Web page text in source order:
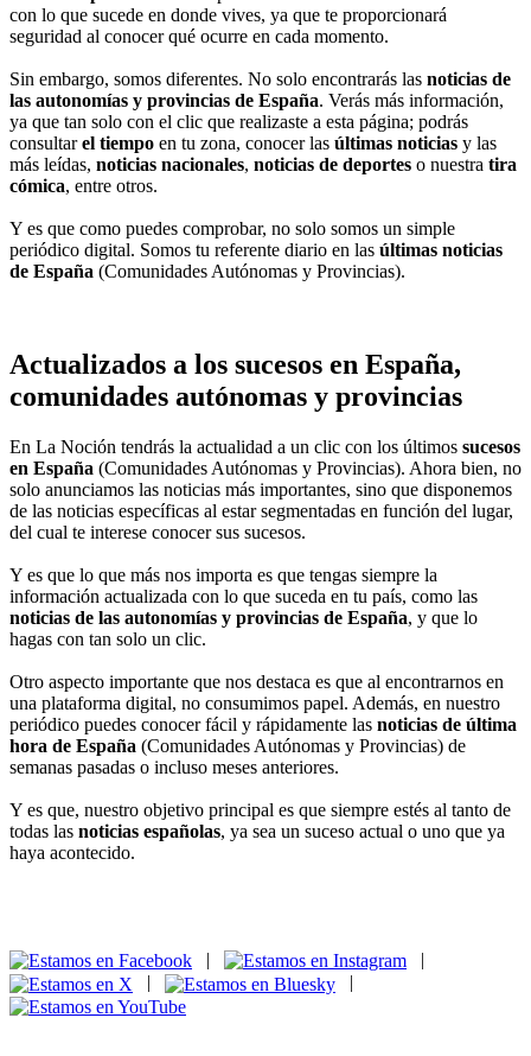
con lo que sucede en donde vives, ya que te proporcionará
seguridad al conocer qué ocurre en cada momento.
Sin embargo, somos diferentes. No solo encontrarás las noticias de
las autonomías y provincias de España. Verás más información,
ya que tan solo con el clic que realizaste a esta página; podrás
consultarel tiempo en tu zona, conocer las últimas noticias y las
más leídas, noticias nacionales, noticias de deportes o nuestra tira
cómica, entre otros.
Y es que como puedes comprobar, no solo somos un simple
periódico digital. Somos tu referente diario en las últimas noticias
de España (Comunidades Autónomas y Provincias).
Actualizados a los sucesos en España,
comunidades autónomas y provincias
En La Noción tendrás la actualidad a un clic con los últimos sucesos
en España (Comunidades Autónomas y Provincias). Ahora bien, no
solo anunciamos las noticias más importantes, sino que disponemos
de las noticias específicas al estar segmentadas en función del lugar,
del cual te interese conocer sus sucesos.
Y es que lo que más nos importa es que tengas siempre la
información actualizada con lo que suceda en tu país, como las
noticias de las autonomías y provincias de España, y que lo
hagas con tan solo un clic.
Otro aspecto importante que nos destaca es que al encontrarnos en
una plataforma digital, no consumimos papel. Además, en nuestro
periódico puedes conocer fácil y rápidamente las noticias de última
hora de España (Comunidades Autónomas y Provincias) de
semanas pasadas o incluso meses anteriores.
Y es que, nuestro objetivo principal es que siempre estés al tanto de
todas las noticias españolas, ya sea un suceso actual o uno que ya
haya acontecido.
|
|
|
|